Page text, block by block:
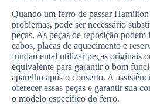
Quando um ferro de passar Hamilton
problemas, pode ser necessário
peças. As peças de reposição
cabos, placas de aquecimento e
fundamental utilizar peças originais
equivalente para garantir o bom
aparelho após o conserto. A
oferecer essas peças e garantir sua
o modelo específico do ferro.